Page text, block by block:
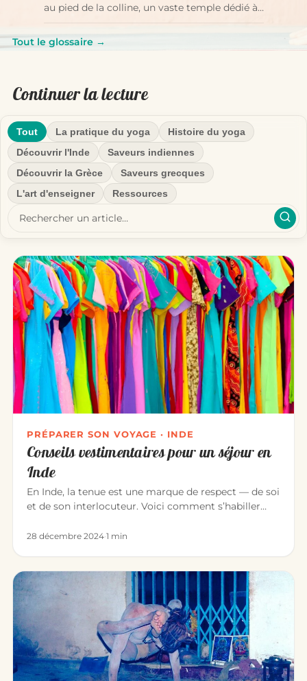
au pied de la colline, un vaste temple dédié à…
Tout le glossaire →
Continuer la lecture
Tout La pratique du yoga
Histoire du yoga
Découvrir l'Inde
Saveurs indiennes
Découvrir la Grèce
Saveurs grecques
L'art d'enseigner
Ressources
PRÉPARER SON VOYAGE · INDE
Conseils vestimentaires pour un séjour en
Inde
En Inde, la tenue est une marque de respect — de soi
et de son interlocuteur. Voici comment s’habiller
28 décembre 2024·1 min